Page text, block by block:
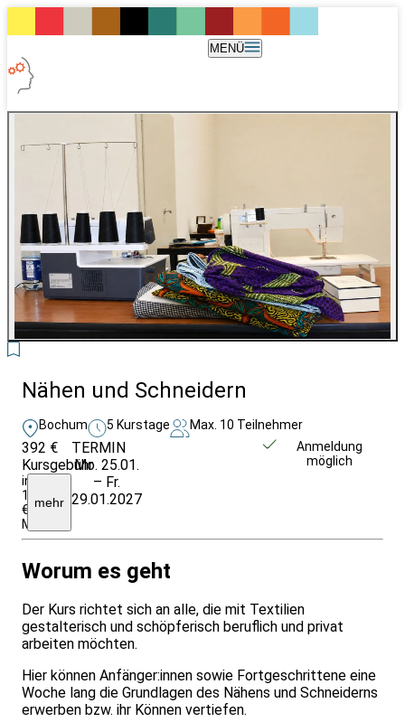
MENÜ
Nähen und Schneidern
Bochum 5 Kurstage Max. 10 Teilnehmer
392 €
Kursgebühr
inklusive
12
€
Materialkosten
mehr
TERMIN
Mo. 25.01.
– Fr.
29.01.2027
Anmeldung
möglich
Worum es geht
Der Kurs richtet sich an alle, die mit Textilien
gestalterisch und schöpferisch beruflich und privat
arbeiten möchten.
Hier können Anfänger:innen sowie Fortgeschrittene eine
Woche lang die Grundlagen des Nähens und Schneiderns
erwerben bzw. ihr Können vertiefen.